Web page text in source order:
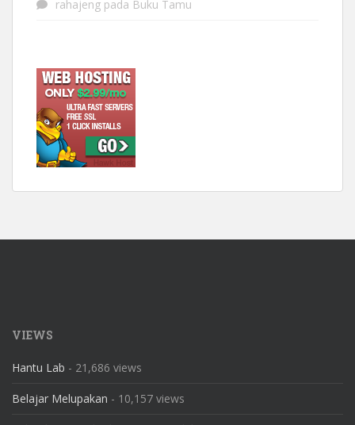
rahajeng pada Buku Tamu
VIEWS
Hantu Lab - 21,686 views
Belajar Melupakan - 10,157 views